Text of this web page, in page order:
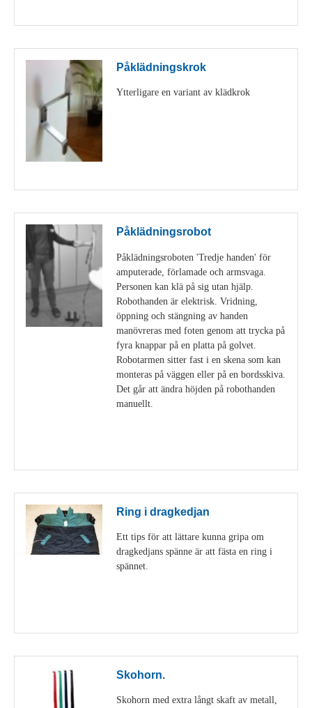
Påklädningskrok
Ytterligare en variant av klädkrok
Påklädningsrobot
Påklädningsroboten 'Tredje handen' för
amputerade, förlamade och armsvaga.
Personen kan klä på sig utan hjälp.
Robothanden är elektrisk. Vridning,
öppning och stängning av handen
manövreras med foten genom att trycka på
fyra knappar på en platta på golvet.
Robotarmen sitter fast i en skena som kan
monteras på väggen eller på en bordsskiva.
Det går att ändra höjden på robothanden
manuellt.
Ring i dragkedjan
Ett tips för att lättare kunna gripa om
dragkedjans spänne är att fästa en ring i
spännet.
Skohorn.
Skohorn med extra långt skaft av metall,